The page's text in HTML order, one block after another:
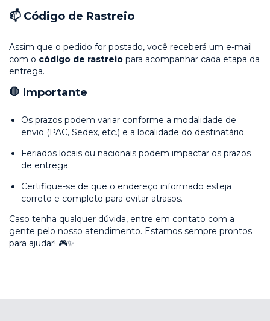
📫 Código de Rastreio
Assim que o pedido for postado, você receberá um e-mail
com o código de rastreio para acompanhar cada etapa da
entrega.
🛑 Importante
Os prazos podem variar conforme a modalidade de
envio (PAC, Sedex, etc.) e a localidade do destinatário.
Feriados locais ou nacionais podem impactar os prazos
de entrega.
Certifique-se de que o endereço informado esteja
correto e completo para evitar atrasos.
Caso tenha qualquer dúvida, entre em contato com a
gente pelo nosso atendimento. Estamos sempre prontos
para ajudar! 🎮✨